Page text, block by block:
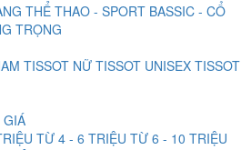
THỂ THAO - SPORT BASSIC - CỔ
TRỌNG
TISSOT NỮ TISSOT UNISEX TISSOT
GIÁ
TỪ 4 - 6 TRIỆU TỪ 6 - 10 TRIỆU